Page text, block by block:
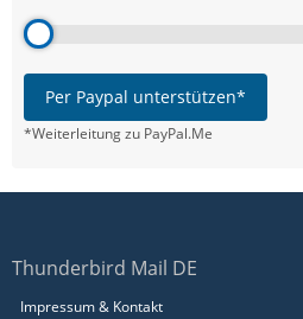
Per Paypal unterstützen*
*Weiterleitung zu PayPal.Me
Thunderbird Mail DE
Impressum & Kontakt